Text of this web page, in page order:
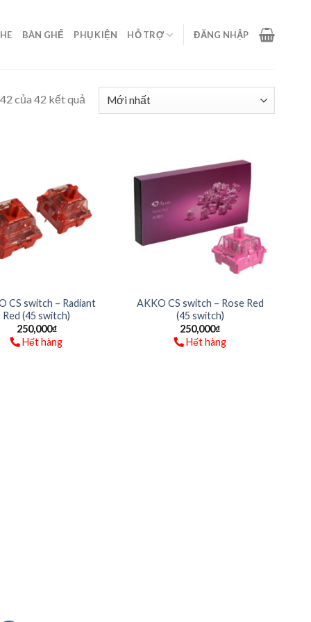
BÀN GHẾ PHỤ KIỆN HỖ TRỢ ĐĂNG NHẬP
của 42 kết quả
CS switch – Radiant
Red (45 switch)
250,000₫
Hết hàng
AKKO CS switch – Rose Red
(45 switch)
250,000₫
Hết hàng